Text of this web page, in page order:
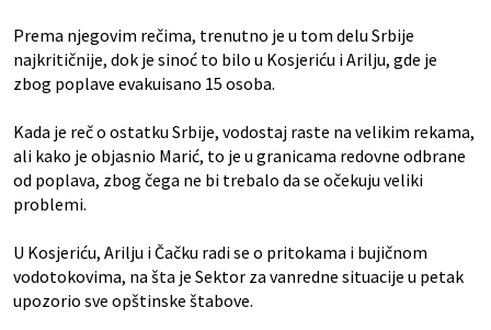
Prema njegovim rečima, trenutno je u tom delu Srbije
najkritičnije, dok je sinoć to bilo u Kosjeriću i Arilju, gde je
zbog poplave evakuisano 15 osoba.
Kada je reč o ostatku Srbije, vodostaj raste na velikim rekama,
ali kako je objasnio Marić, to je u granicama redovne odbrane
od poplava, zbog čega ne bi trebalo da se očekuju veliki
problemi.
U Kosjeriću, Arilju i Čačku radi se o pritokama i bujičnom
vodotokovima, na šta je Sektor za vanredne situacije u petak
upozorio sve opštinske štabove.